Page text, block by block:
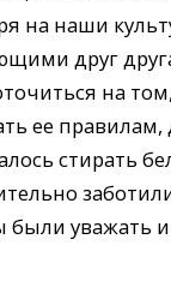
на наши
друг
на
ее
стирать
уважать и